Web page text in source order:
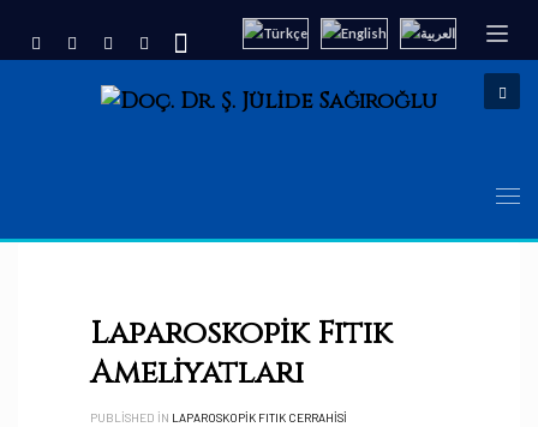
Laparoskopik Fıtık
Ameliyatları
PUBLISHED IN LAPAROSKOPIK FITIK CERRAHISI